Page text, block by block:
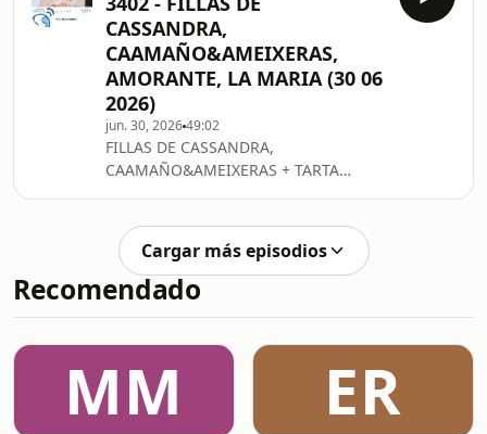
CASSANDRA,
CAAMAÑO&AMEIXERAS,
AMORANTE, LA MARIA (30 06
2026)
jun. 30, 202649:02
FILLAS DE CASSANDRA,
CAAMAÑO&AMEIXERAS + TARTA
Dénia: LA MARIA, MAESTRO ESPADA,...
Más información en:
https://www.lossonidosdelplanetaazul.com/
Cargar más episodios
Recomendado
MM ER